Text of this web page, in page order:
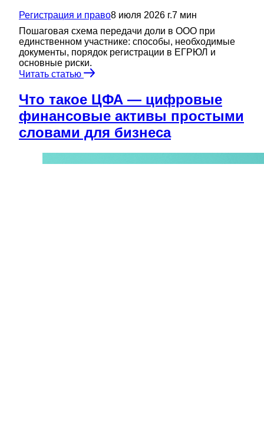
Регистрация и право8 июля 2026 г.7 мин
Пошаговая схема передачи доли в ООО при
единственном участнике: способы, необходимые
документы, порядок регистрации в ЕГРЮЛ и
основные риски.
Читать статью
Что такое ЦФА — цифровые
финансовые активы простыми
словами для бизнеса